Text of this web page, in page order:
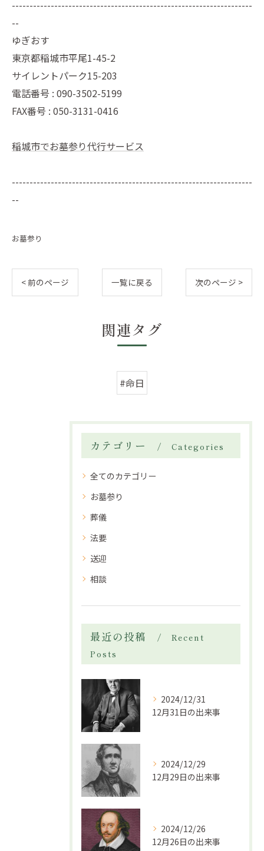
--------------------------------------------------------------------
--
ゆぎおす
東京都稲城市平尾1-45-2
サイレントパーク15-203
電話番号 : 090-3502-5199
FAX番号 : 050-3131-0416
稲城市でお墓参り代行サービス
--------------------------------------------------------------------
--
お墓参り
< 前のページ 一覧に戻る 次のページ >
関連タグ
#命日
カテゴリー Categories
全てのカテゴリー
お墓参り
葬儀
法要
送迎
相談
最近の投稿
Recent
Posts
2024/12/31
12月31日の出来事
2024/12/29
12月29日の出来事
2024/12/26
12月26日の出来事